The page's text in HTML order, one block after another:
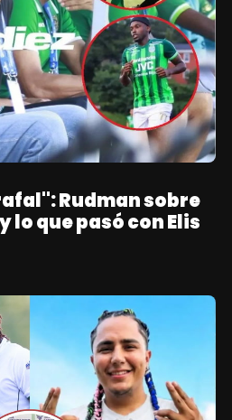
Rudman sobre
lo que pasó con Elis